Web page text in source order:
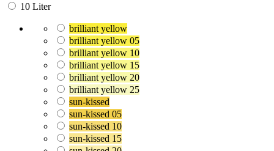
10 Liter
brilliant yellow
brilliant yellow 05
brilliant yellow 10
brilliant yellow 15
brilliant yellow 20
brilliant yellow 25
sun-kissed
sun-kissed 05
sun-kissed 10
sun-kissed 15